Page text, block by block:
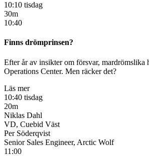
10:10 tisdag
30m
10:40
Finns drömprinsen?
Efter år av insikter om försvar, mardrömslika
Operations Center. Men räcker det?
Läs mer
10:40 tisdag
20m
Niklas Dahl
VD, Cuebid Väst
Per Söderqvist
Senior Sales Engineer, Arctic Wolf
11:00